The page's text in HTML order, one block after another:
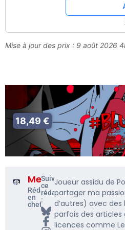
Mise à jour des prix : 9 août 2026
18,49 €
Me5rine_
Rédacteur
en
chef
Suivre
ce
rédacteur
:
Joueur assidu de
partager ma
d’autres) avec des
parfois des articles
licences comme